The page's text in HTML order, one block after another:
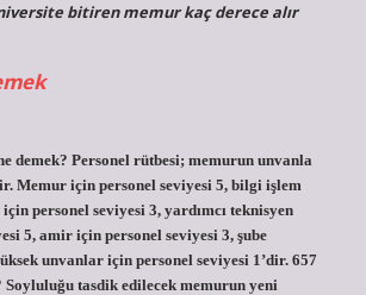
bitiren memur kaç derece alır
demek? Personel rütbesi; memurun unvanla
Memur için personel seviyesi 5, bilgi işlem
personel seviyesi 3, yardımcı teknisyen
5, amir için personel seviyesi 3, şube
unvanlar için personel seviyesi 1’dir. 657
Soyluluğu tasdik edilecek memurun yeni